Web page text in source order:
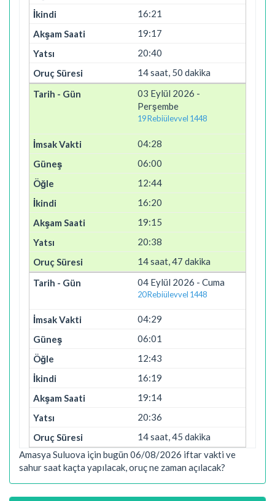
16:21
19:17
20:40
14 saat, 50 dakika
03 Eylül 2026 -
Perşembe
19 Rebiülevvel 1448
04:28
06:00
12:44
16:20
19:15
20:38
14 saat, 47 dakika
04 Eylül 2026 - Cuma
20 Rebiülevvel 1448
04:29
06:01
12:43
16:19
19:14
20:36
14 saat, 45 dakika
Amasya Suluova için bugün 06/08/2026 iftar vakti ve
sahur saat kaçta yapılacak, oruç ne zaman açılacak?